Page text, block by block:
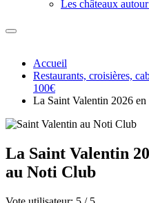
Les châteaux
Accueil
Restaurants, croisières,
100€
La Saint Valentin 2026
La Saint Valentin
au Noti Club